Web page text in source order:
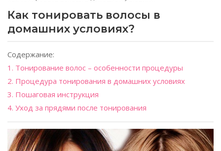
Как тонировать волосы в
домашних условиях?
Содержание:
1. Тонирование волос – особенности процедуры
2. Процедура тонирования в домашних условиях
3. Пошаговая инструкция
4. Уход за прядями после тонирования